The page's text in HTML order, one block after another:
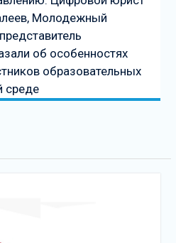
Молодежный
об особенностях
образовательных
среде